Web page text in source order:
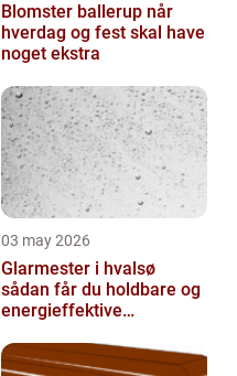
Blomster ballerup når
hverdag og fest skal have
noget ekstra
03 may 2026
Glarmester i hvalsø
sådan får du holdbare og
energieffektive